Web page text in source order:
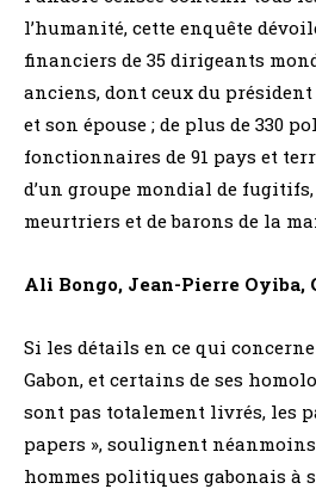
l’humanité, cette enquête
financiers de 35 dirigeants
anciens, dont ceux du
et son épouse ; de plus de 330
fonctionnaires de 91 pays et
d’un groupe mondial de fugitifs,
meurtriers et de barons de la
Ali Bongo, Jean-Pierre Oyiba,
Si les détails en ce qui
Gabon, et certains de ses
sont pas totalement livrés, les
papers », soulignent
hommes politiques gabonais à